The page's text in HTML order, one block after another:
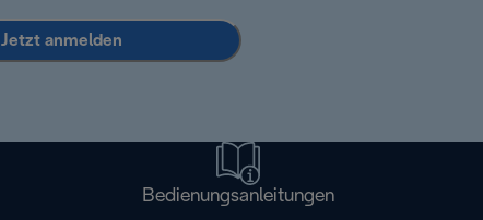
Jetzt anmelden
Bedienungsanleitungen